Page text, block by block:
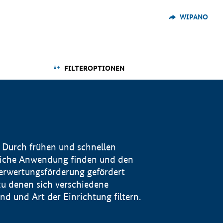
WIPANO
FILTEROPTIONEN
frühen und schnellen
Anwendung finden und den
gefördert
denen sich verschiedene
und Art der Einrichtung filtern.